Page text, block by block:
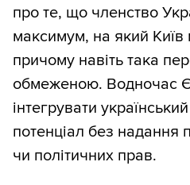
про те, що членство
максимум, на який Київ
причому навіть така
обмеженою. Водночас
інтегрувати
потенціал без надання
чи політичних прав.